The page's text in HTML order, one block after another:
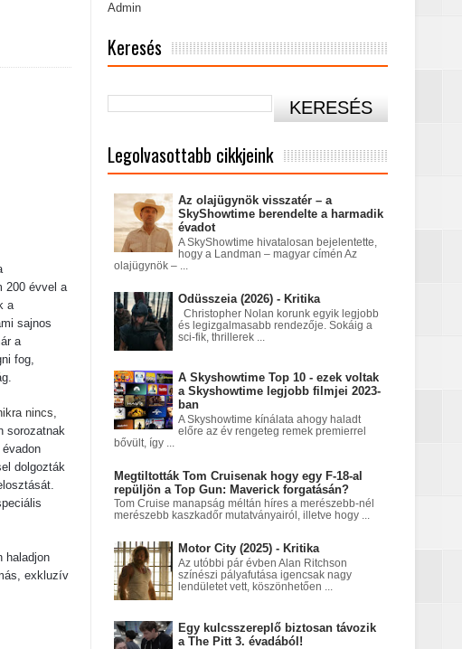
című sorozatban
folytatódna tovább?
hat, mint egy Netflix‑fantasy
nullára égett
200 évvel a
a
sajnos
a
fog,
nincs,
sorozatnak
dolgozták
haladjon
exkluzív
Admin
Keresés
Legolvasottabb cikkjeink
Az olajügynök visszatér – a
SkyShowtime berendelte a harmadik
évadot
A SkyShowtime hivatalosan bejelentette,
hogy a Landman – magyar címén Az
olajügynök – ...
Odüsszeia (2026) - Kritika
Christopher Nolan korunk egyik legjobb
és legizgalmasabb rendezője. Sokáig a
sci-fik, thrillerek ...
A Skyshowtime Top 10 - ezek voltak
a Skyshowtime legjobb filmjei 2023-
ban
A Skyshowtime kínálata ahogy haladt
előre az év rengeteg remek premierrel
bővült, így ...
Megtiltották Tom Cruisenak hogy egy F-18-al
repüljön a Top Gun: Maverick forgatásán?
Tom Cruise manapság méltán híres a merészebb-nél
merészebb kaszkadőr mutatványairól, illetve hogy ...
Motor City (2025) - Kritika
Az utóbbi pár évben Alan Ritchson
színészi pályafutása igencsak nagy
lendületet vett, köszönhetően ...
Egy kulcsszereplő biztosan távozik
a The Pitt 3. évadából!